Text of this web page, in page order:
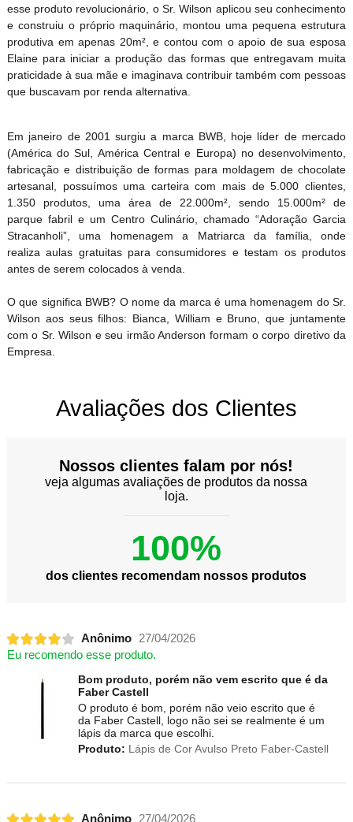
esse produto revolucionário, o Sr. Wilson aplicou seu conhecimento
e construiu o próprio maquinário, montou uma pequena estrutura
produtiva em apenas 20m², e contou com o apoio de sua esposa
Elaine para iniciar a produção das formas que entregavam muita
praticidade à sua mãe e imaginava contribuir também com pessoas
que buscavam por renda alternativa.
Em janeiro de 2001 surgiu a marca BWB, hoje líder de mercado
(América do Sul, América Central e Europa) no desenvolvimento,
fabricação e distribuição de formas para moldagem de chocolate
artesanal, possuímos uma carteira com mais de 5.000 clientes,
1.350 produtos, uma área de 22.000m², sendo 15.000m² de
parque fabril e um Centro Culinário, chamado “Adoração Garcia
Stracanholi”, uma homenagem a Matriarca da família, onde
realiza aulas gratuitas para consumidores e testam os produtos
antes de serem colocados à venda.
O que significa BWB? O nome da marca é uma homenagem do Sr.
Wilson aos seus filhos: Bianca, William e Bruno, que juntamente
com o Sr. Wilson e seu irmão Anderson formam o corpo diretivo da
Empresa.
Avaliações dos Clientes
Nossos clientes falam por nós!
veja algumas avaliações de produtos da nossa
loja.
100%
dos clientes recomendam nossos produtos
Anônimo
27/04/2026
Eu recomendo esse produto.
Bom produto, porém não vem escrito que é da
Faber Castell
O produto é bom, porém não veio escrito que é
da Faber Castell, logo não sei se realmente é um
lápis da marca que escolhi.
Produto: Lápis de Cor Avulso Preto Faber-Castell
Anônimo 27/04/2026